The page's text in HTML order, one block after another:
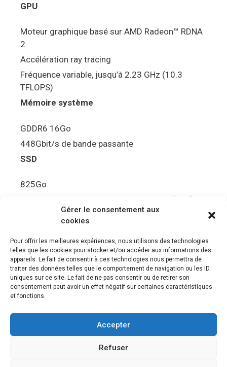
Gérer le consentement aux
cookies
Pour offrir les meilleures expériences, nous utilisons des technologies
telles que les cookies pour stocker et/ou accéder aux informations des
appareils. Le fait de consentir à ces technologies nous permettra de
traiter des données telles que le comportement de navigation ou les ID
uniques sur ce site. Le fait de ne pas consentir ou de retirer son
consentement peut avoir un effet négatif sur certaines caractéristiques
et fonctions.
Accepter
Refuser
GPU
Moteur graphique basé sur AMD Radeon™ RDNA
2
Accélération ray tracing
Fréquence variable, jusqu’à 2.23 GHz (10.3
TFLOPS)
Mémoire système
GDDR6 16Go
448Gbit/s de bande passante
SSD
825Go
5.5Gbit/s de bande passante en lecture (Brut)
Disque de jeu PS5
Ultra HD Blu-ray™, jusqu’à 100Go/disque
Sortie vidéo
Compatibilité avec les téléviseurs 4K 120Hz et
8K, VRR (spécification HDMI v. 2.1)
“Tempest” 3D AudioTec